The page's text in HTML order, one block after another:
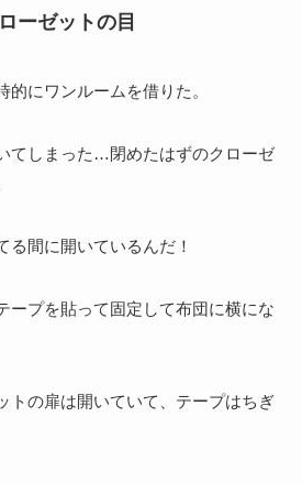
ーゼットの目
にワンルームを借りた。
てしまった…閉めたはずのクローゼ
る間に開いているんだ！
ープを貼って固定して布団に横にな
トの扉は開いていて、テープはちぎ